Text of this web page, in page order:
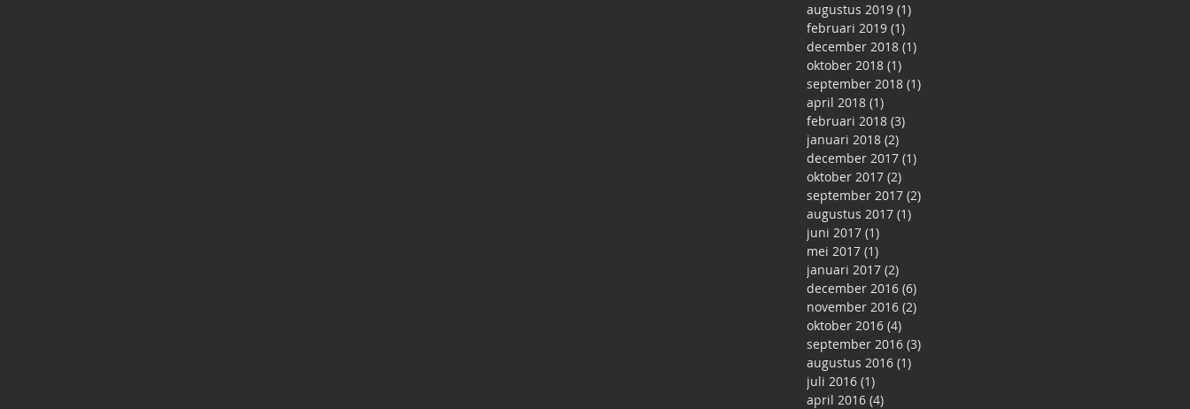
augustus 2019 (1)
februari 2019 (1)
december 2018 (1)
oktober 2018 (1)
september 2018 (1)
april 2018 (1)
februari 2018 (3)
januari 2018 (2)
december 2017 (1)
oktober 2017 (2)
september 2017 (2)
augustus 2017 (1)
juni 2017 (1)
mei 2017 (1)
januari 2017 (2)
december 2016 (6)
november 2016 (2)
oktober 2016 (4)
september 2016 (3)
augustus 2016 (1)
juli 2016 (1)
april 2016 (4)